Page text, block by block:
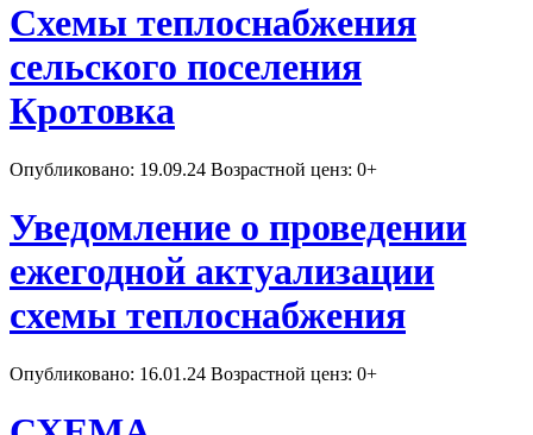
Схемы теплоснабжения
сельского поселения
Кротовка
Опубликовано: 19.09.24 Возрастной ценз: 0+
Уведомление о проведении
ежегодной актуализации
схемы теплоснабжения
Опубликовано: 16.01.24 Возрастной ценз: 0+